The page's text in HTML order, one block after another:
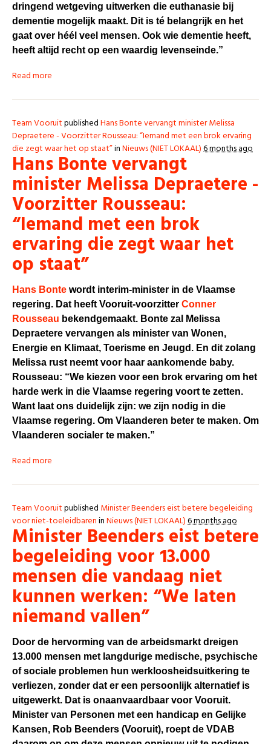
dringend wetgeving uitwerken die euthanasie bij
dementie mogelijk maakt. Dit is té belangrijk en het
gaat over héél veel mensen. Ook wie dementie heeft,
heeft altijd recht op een waardig levenseinde.”
Read more
Team VooruitpublishedHans Bonte vervangt minister Melissa
Depraetere - Voorzitter Rousseau: “Iemand met een brok ervaring
die zegt waar het op staat”inNieuws (NIET LOKAAL)6 months ago
Hans Bonte vervangt
minister Melissa Depraetere -
Voorzitter Rousseau:
“Iemand met een brok
ervaring die zegt waar het
op staat”
Hans Bonte wordt interim-minister in de Vlaamse
regering. Dat heeft Vooruit-voorzitter Conner
Rousseau bekendgemaakt. Bonte zal Melissa
Depraetere vervangen als minister van Wonen,
Energie en Klimaat, Toerisme en Jeugd. En dit zolang
Melissa rust neemt voor haar aankomende baby.
Rousseau: “We kiezen voor een brok ervaring om het
harde werk in die Vlaamse regering voort te zetten.
Want laat ons duidelijk zijn: we zijn nodig in die
Vlaamse regering. Om Vlaanderen beter te maken. Om
Vlaanderen socialer te maken.”
Read more
Team Vooruitpublished Minister Beenders eist betere begeleiding
voor niet-toeleidbareninNieuws (NIET LOKAAL)6 months ago
Minister Beenders eist betere
begeleiding voor 13.000
mensen die vandaag niet
kunnen werken: “We laten
niemand vallen”
Door de hervorming van de arbeidsmarkt dreigen
13.000 mensen met langdurige medische, psychische
of sociale problemen hun werkloosheidsuitkering te
verliezen, zonder dat er een persoonlijk alternatief is
uitgewerkt. Dat is onaanvaardbaar voor Vooruit.
Minister van Personen met een handicap en Gelijke
Kansen, Rob Beenders (Vooruit), roept de VDAB